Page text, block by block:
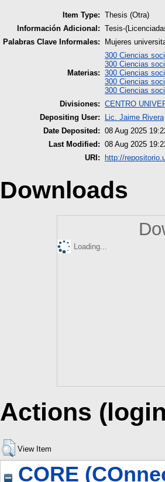
Item Type: Thesis (Otra)
Información Adicional: Tesis-
Palabras Clave Informales:
Mujeres
Materias:
300 Ciencias
300 Ciencias
300 Ciencias
300 Ciencias
300 Ciencias
Divisiones: CENTRO
Depositing User:
Lic. Jaime Rivera
Date Deposited: 08 Aug 2025
Last Modified: 08 Aug 2025
URI:
http://
Downloads
Loading...
Actions
View Item
CORE